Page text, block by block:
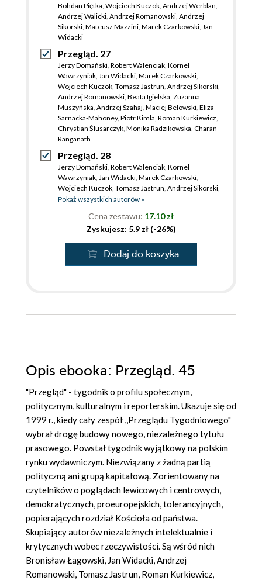
Bohdan Piętka Wojciech Kuczok Andrzej Werblan
Andrzej Walicki Andrzej Romanowski Andrzej
Sikorski Mateusz Mazzini Marek Czarkowski Jan
Widacki
Przegląd. 27
Jerzy Domański Robert Walenciak Kornel
Wawrzyniak Jan Widacki Marek Czarkowski
Wojciech Kuczok Tomasz Jastrun Andrzej Sikorski
Andrzej Romanowski Beata Igielska Zuzanna
Muszyńska Andrzej Szahaj Maciej Belowski Eliza
Sarnacka-Mahoney, Piotr Kimla Roman Kurkiewicz
Chrystian Ślusarczyk Monika Radzikowska Charan
Ranganath
Przegląd. 28
Jerzy Domański Robert Walenciak Kornel
Wawrzyniak Jan Widacki Marek Czarkowski
Wojciech Kuczok Tomasz Jastrun Andrzej Sikorski
Andrzej Romanowski,Jerzy Bralczyk
Weronika Walenciak,Roman Kurkiewicz
Agnieszka Zakrzewicz,Mateusz Mazzini
,Tomasz Skowronek,Dominika Giordano
Pokaż wszystkich autorów »
Cena zestawu: 17.10 zł
Zyskujesz: 5.9 zł (-26%)
Dodaj do koszyka
Opis ebooka: Przegląd. 45
"Przegląd" - tygodnik o profilu społecznym,
politycznym, kulturalnym i reporterskim. Ukazuje się od
1999 r., kiedy cały zespół ,,Przeglądu Tygodniowego"
wybrał drogę budowy nowego, niezależnego tytułu
prasowego. Powstał tygodnik wyjątkowy na polskim
rynku wydawniczym. Niezwiązany z żadną partią
polityczną ani grupą kapitałową. Zorientowany na
czytelników o poglądach lewicowych i centrowych,
demokratycznych, proeuropejskich, tolerancyjnych,
popierających rozdział Kościoła od państwa.
Skupiający autorów niezależnych intelektualnie i
krytycznych wobec rzeczywistości. Są wśród nich
Bronisław Łagowski, Jan Widacki, Andrzej
Romanowski, Tomasz Jastrun, Roman Kurkiewicz,